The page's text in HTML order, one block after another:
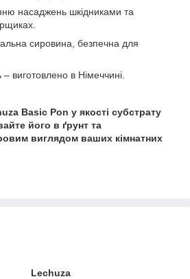
насаджень шкідниками та
сировина, безпечна для
виготовлено в Німеччині.
Basic Pon у якості субстрату
його в ґрунт та
виглядом ваших кімнатних
Lechuza